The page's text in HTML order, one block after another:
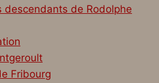
descendants de Rodolphe
Fribourg